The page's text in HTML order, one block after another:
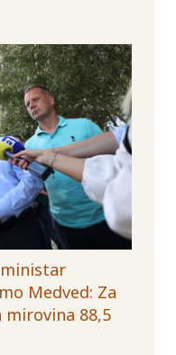
Medved: Za
88,5